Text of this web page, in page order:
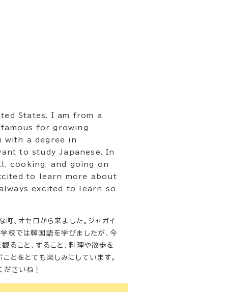
States. I am from a
for growing
with a degree in
to study Japanese. In
cooking, and going on
to learn more about
excited to learn so
町、オセロから来ました。ジャガイ
校では韓国語を学びましたが、今
ること、すること、料理や散歩を
とをとても楽しみにしています。
さいね！